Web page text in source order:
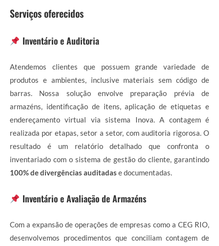
Serviços oferecidos
Inventário e Auditoria
Atendemos clientes que possuem grande variedade de
produtos e ambientes, inclusive materiais sem código de
barras. Nossa solução envolve preparação prévia de
armazéns, identificação de itens, aplicação de etiquetas e
endereçamento virtual via sistema Inova. A contagem é
realizada por etapas, setor a setor, com auditoria rigorosa. O
resultado é um relatório detalhado que confronta o
inventariado com o sistema de gestão do cliente, garantindo
100% de divergências auditadas e documentadas.
Inventário e Avaliação de Armazéns
Com a expansão de operações de empresas como a CEG RIO,
desenvolvemos procedimentos que conciliam contagem de